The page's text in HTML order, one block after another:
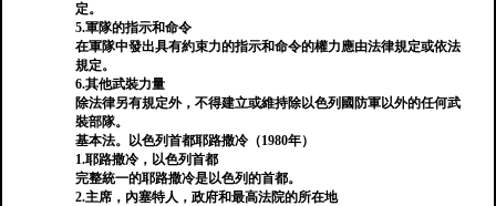
定。
5.軍隊的指示和命令
在軍隊中發出具有約束力的指示和命令的權力應由法律規定或依法
規定。
6.其他武裝力量
除法律另有規定外，不得建立或維持除以色列國防軍以外的任何武
裝部隊。
基本法。以色列首都耶路撒冷（1980年）
1.耶路撒冷，以色列首都
完整統一的耶路撒冷是以色列的首都。
2.主席，內塞特人，政府和最高法院的所在地